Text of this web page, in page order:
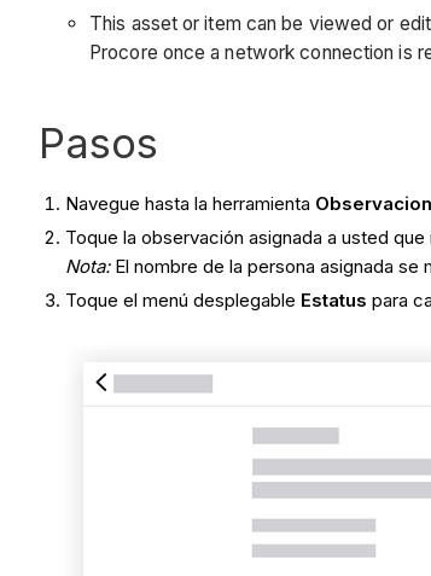
This asset or item can be viewed or
Procore once a network connection is
Pasos
Navegue hasta la herramienta
Toque la observación asignada a usted
Nota: El nombre de la persona asignada
Toque el menú desplegable Estatus para